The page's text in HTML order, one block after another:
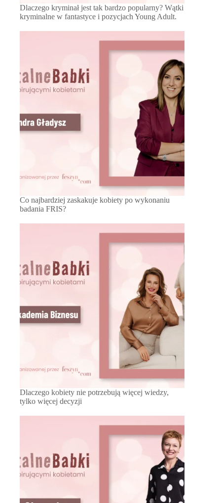
Dlaczego kryminał jest tak bardzo popularny? Wątki
kryminalne w fantastyce i pozycjach Young Adult.
Co najbardziej zaskakuje kobiety po wykonaniu
badania FRIS?
Dlaczego kobiety nie potrzebują więcej wiedzy,
tylko więcej decyzji